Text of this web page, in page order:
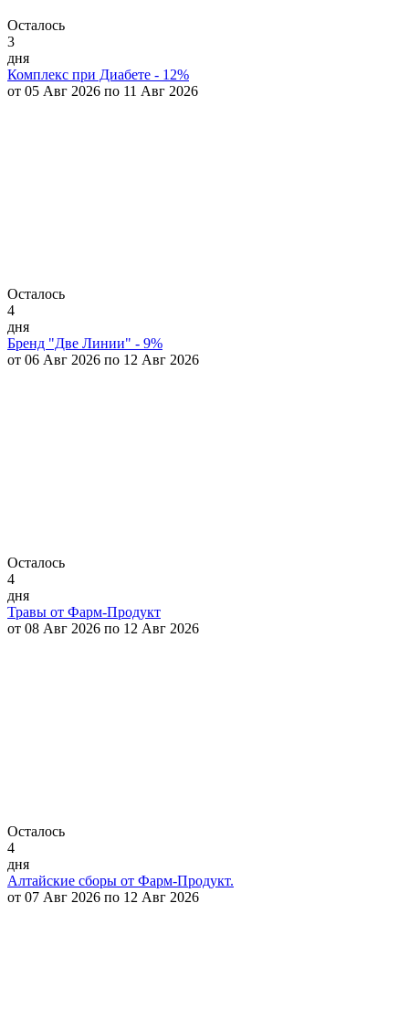
Осталось
3
дня
Комплекс при Диабете - 12%
от 05 Авг 2026 по 11 Авг 2026
Осталось
4
дня
Бренд "Две Линии" - 9%
от 06 Авг 2026 по 12 Авг 2026
Осталось
4
дня
Травы от Фарм-Продукт
от 08 Авг 2026 по 12 Авг 2026
Осталось
4
дня
Алтайские сборы от Фарм-Продукт.
от 07 Авг 2026 по 12 Авг 2026